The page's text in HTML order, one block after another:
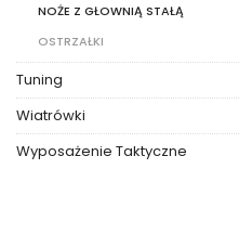
NOŻE Z GŁOWNIĄ STAŁĄ
OSTRZAŁKI
Tuning
Wiatrówki
Wyposażenie Taktyczne